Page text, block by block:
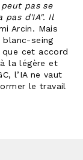
pas se
pas d'IA". Il
Arcin. Mais
seing
que cet accord
la légère et
l’IA ne vaut
le travail